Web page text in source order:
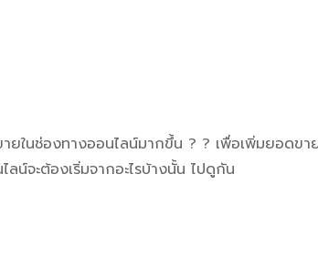
ยในช่องทางออนไลน์มากขึ้น ? ? เพื่อเพิ่มยอดขา
น์จะต้องเริ่มจากอะไรบ้างนั้น ไปดูกัน